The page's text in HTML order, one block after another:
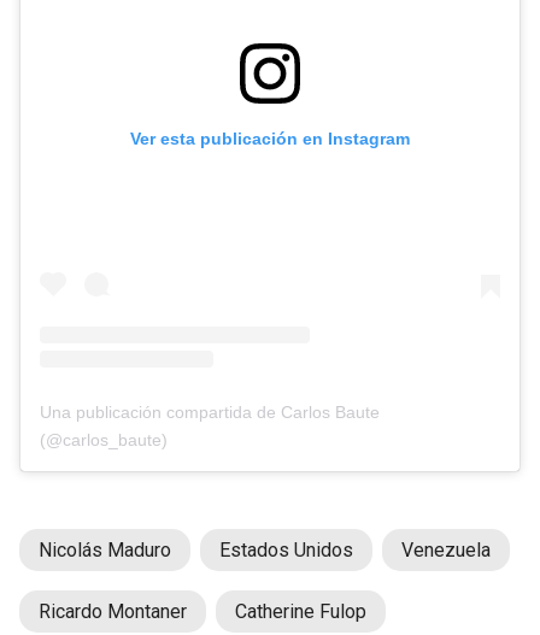
Ver esta publicación en Instagram
Una publicación compartida de Carlos Baute
(@carlos_baute)
Nicolás Maduro Estados Unidos Venezuela
Ricardo Montaner Catherine Fulop